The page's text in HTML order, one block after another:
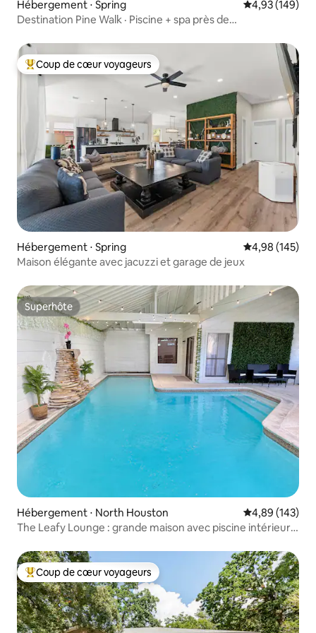
Hébergement ⋅ Spring Évaluation
4,93 (149)
Destination Pine Walk · Piscine + spa près de
Coups de cœur voyageurs les plus appréciés
Coup de cœur voyageurs
Hébergement ⋅ Spring Évaluation
4,98 (145)
Maison élégante avec jacuzzi et garage de jeux
Superhôte
Superhôte
Hébergement ⋅ North Houston Évaluation
4,89 (143)
The Leafy Lounge : grande maison avec piscine intérieure
Coups de cœur voyageurs les plus appréciés
Coup de cœur voyageurs